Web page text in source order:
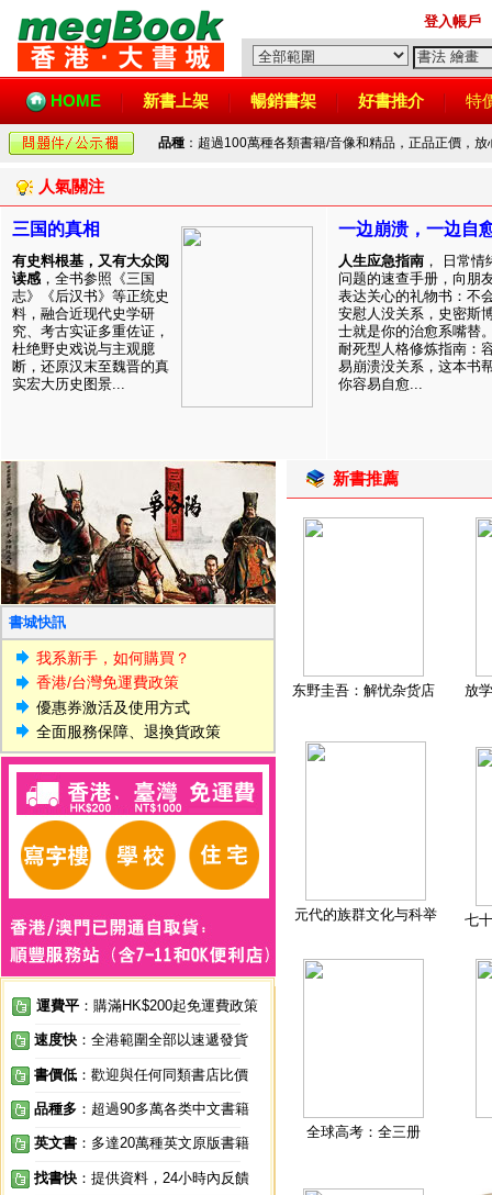
登入帳戶
HOME 新書上架 暢銷書架 好書推介 特
品種 ：超過100萬種各類書籍/音像和精品，正品正價，
人氣關注
三国的真相
有史料根基，又有大众阅
读感 ，全书参照《三国
志》《后汉书》等正统史
料，融合近现代史学研
究、考古实证多重佐证，
杜绝野史戏说与主观臆
断，还原汉末至魏晋的真
实宏大历史图景...
一边崩溃，一边自
人生应急指南 ， 日常情
问题的速查手册，向朋
表达关心的礼物书：不
安慰人没关系，史密斯
士就是你的治愈系嘴替
耐死型人格修炼指南：
易崩溃没关系，这本书
你容易自愈...
書城快訊
我系新手，如何購買？
香港/台灣免運費政策
優惠券激活及使用方式
全面服務保障、退換貨政策
運費平 ：購滿HK$200起免運費政策
速度快 ：全港範圍全部以速遞發貨
書價低 ：歡迎與任何同類書店比價
品種多 ：超過90多萬各类中文書籍
英文書 ：多達20萬種英文原版書籍
找書快 ：提供資料，24小時內反饋
新書推薦
东野圭吾：解忧杂货店 放
元代的族群文化与科举 七
全球高考：全三册